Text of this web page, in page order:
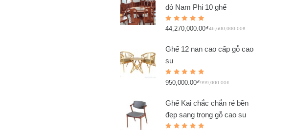
đỏ Nam Phi 10 ghế
5.00 out
46,600,000.00₫
44,270,000.00₫
Ghế 12 nan cao cấp gỗ cao
su
5.00out999,000.00₫
950,000.00₫
Ghế Kai chắc chắn rẻ bền
đẹp sang trọng gỗ cao su